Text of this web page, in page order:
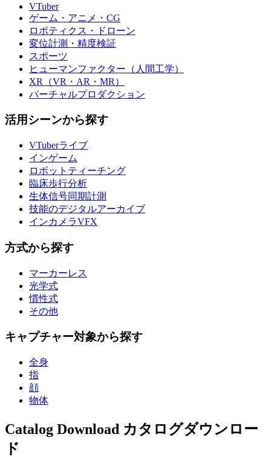
VTuber
ゲーム・アニメ・CG
ロボティクス・ドローン
変位計測・精度検証
スポーツ
ヒューマンファクター（人間工学）
XR（VR・AR・MR）
バーチャルプロダクション
活用シーンから探す
VTuberライブ
インゲーム
ロボットティーチング
臨床歩行分析
生体信号同期計測
技能のデジタルアーカイブ
インカメラVFX
方式から探す
マーカーレス
光学式
慣性式
その他
キャプチャー対象から探す
全身
指
顔
物体
Catalog Download カタログダウンロー
ド